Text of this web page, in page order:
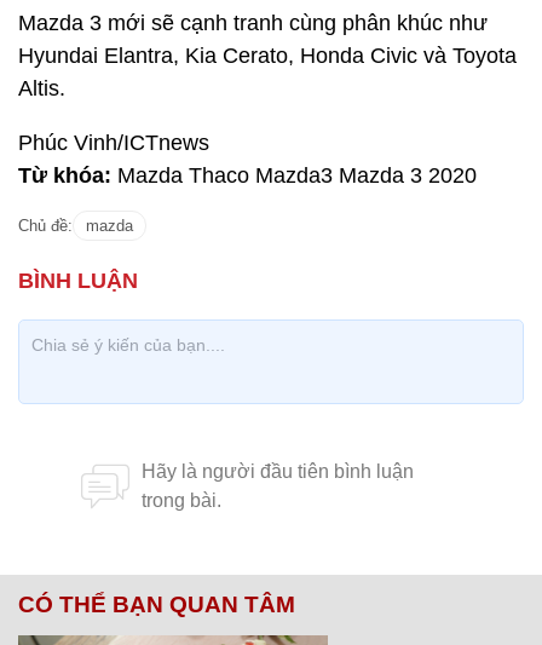
Mazda 3 mới sẽ cạnh tranh cùng phân khúc như
Hyundai Elantra, Kia Cerato, Honda Civic và Toyota
Altis.
Phúc Vinh/ICTnews
Từ khóa: Mazda Thaco Mazda3 Mazda 3 2020
Chủ đề: mazda
CÓ THỂ BẠN QUAN TÂM